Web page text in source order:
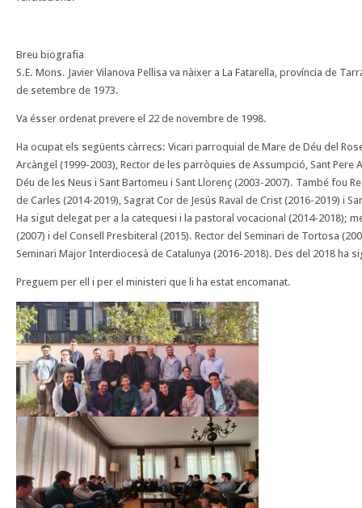
Breu biografia
S.E. Mons. Javier Vilanova Pellisa va nàixer a La Fatarella, província de
de setembre de 1973.
Va ésser ordenat prevere el 22 de novembre de 1998.
Ha ocupat els següents càrrecs: Vicari parroquial de Mare de Déu del
Arcàngel (1999-2003), Rector de les parròquies de Assumpció, Sant Pere
Déu de les Neus i Sant Bartomeu i Sant Llorenç (2003-2007). També fou
de Carles (2014-2019), Sagrat Cor de Jesús Raval de Crist (2016-2019) i
Ha sigut delegat per a la catequesi i la pastoral vocacional (2014-2018);
(2007) i del Consell Presbiteral (2015). Rector del Seminari de Tortosa
Seminari Major Interdiocesà de Catalunya (2016-2018). Des del 2018 ha
Preguem per ell i per el ministeri que li ha estat encomanat.